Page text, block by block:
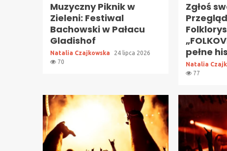
Muzyczny Piknik w
Zieleni: Festiwal
Bachowski w Pałacu
Gladishof
Natalia Czajkowska
24 lipca 2026
70
Zgłoś
Przegląd
pełne
Natalia
77